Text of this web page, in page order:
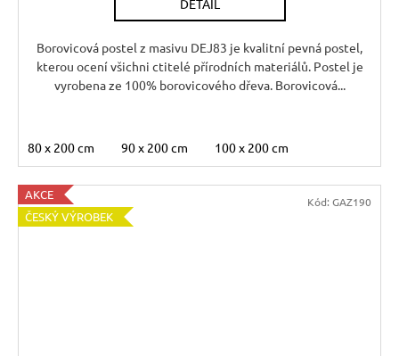
DETAIL
Borovicová postel z masivu DEJ83 je kvalitní pevná postel,
kterou ocení všichni ctitelé přírodních materiálů. Postel je
vyrobena ze 100% borovicového dřeva. Borovicová...
80 x 200 cm 90 x 200 cm 100 x 200 cm
AKCE
ČESKÝ VÝROBEK
Kód: GAZ190